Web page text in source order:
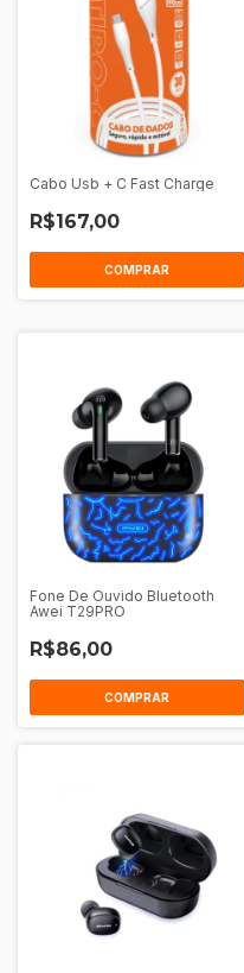
Cabo Usb + C Fast Charge
R$167,00
COMPRAR
Fone De Ouvido Bluetooth
Awei T29PRO
R$86,00
COMPRAR